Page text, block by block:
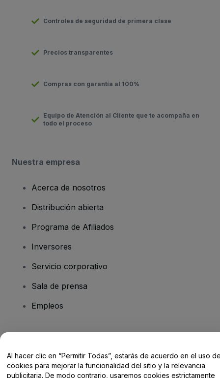
Controles de seguridad de primera clase
Precios transparentes
Compras con garantía al 100%
Equipo de Atención al Cliente que te acompaña en
todo el proceso
Nuestra empresa
Acerca de nosotros
Distribución abierta
Programa de Afiliados
Inversores
Servicio corporativo
Sala de prensa
Empleos
Centro de Ayuda / Contacto
Al hacer clic en “Permitir Todas”, estarás de acuerdo en el uso
cookies para mejorar la funcionalidad del sitio y la relevancia
publicitaria. De modo contrario, usaremos cookies estrictamente